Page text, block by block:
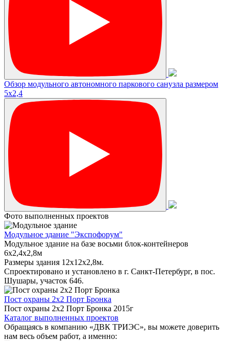
Обзор модульного автономного паркового санузла размером
5х2,4
Фото выполненных проектов
Модульное здание "Экспофорум"
Модульное здание на базе восьми блок-контейнеров
6x2,4x2,8м
Размеры здания 12х12х2,8м.
Спроектировано и установлено в г. Санкт-Петербург, в пос.
Шушары, участок 646.
Пост охраны 2x2 Порт Бронка
Пост охраны 2х2 Порт Бронка 2015г
Каталог выполненных проектов
Обращаясь в компанию «ДВК ТРИЭС», вы можете доверить
нам весь объем работ, а именно: